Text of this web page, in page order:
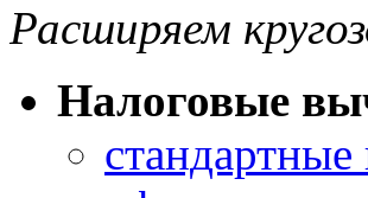
Расширяем
Налоговые